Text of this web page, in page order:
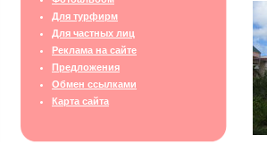
Для турфирм
Для частных лиц
Реклама на сайте
Предложения
Обмен ссылками
Карта сайта